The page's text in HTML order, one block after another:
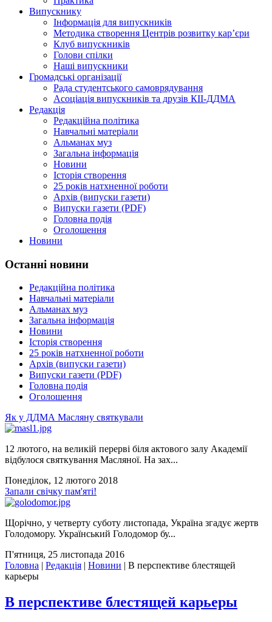
Випускнику
Інформація для випускників
Методика створення Центрів розвитку кар’єри
Клуб випускників
Голови спілки
Наші випускники
Громадські організації
Рада студентського самоврядування
Асоціація випускників та друзів КІІ-ДДМА
Редакція
Редакційна політика
Навчальні матеріали
Альманах муз
Загальна інформація
Новини
Історія створення
25 років натхненної роботи
Архів (випуски газети)
Випуски газети (PDF)
Головна подія
Оголошення
Новини
Останні новини
Редакційна політика
Навчальні матеріали
Альманах муз
Загальна інформація
Новини
Історія створення
25 років натхненної роботи
Архів (випуски газети)
Випуски газети (PDF)
Головна подія
Оголошення
Як у ДДМА Масляну святкували
12 лютого, на великій перерві біля актового залу Академії
відбулося святкування Масляної. На зах...
Понеділок, 12 лютого 2018
Запали свічку пам'яті!
Щорічно, у четверту суботу листопада, Україна згадує жертв
Голодомору. Український Голодомор бу...
П'ятниця, 25 листопада 2016
Головна | Редакція | Новини | В перспективе блестящей
карьеры
В перспективе блестящей карьеры